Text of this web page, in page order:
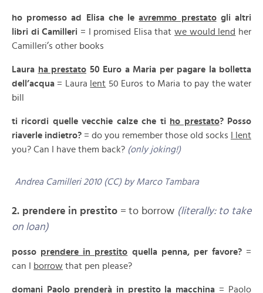
ho promesso ad Elisa che leavremmo prestatogli altri
libri di Camilleri = I promised Elisa thatwe would lend her
Camilleri’s other books
Laura ha prestato 50 Euro a Maria per pagare la bolletta
dell’acqua = Laura lent 50 Euros to Maria to pay the water
bill
ti ricordi quelle vecchie calze che ti ho prestato? Posso
riaverle indietro? = do you remember those old socks
I lent
you? Can I have them back? (only joking!)
Andrea Camilleri 2010 (CC) by Marco Tambara
2. prendere in prestito = to borrow (literally: to take
on loan)
posso prendere in prestito quella penna, per favore?=
can I
borrow that pen please?
domani Paolo prenderàin prestito la macchina = Paolo